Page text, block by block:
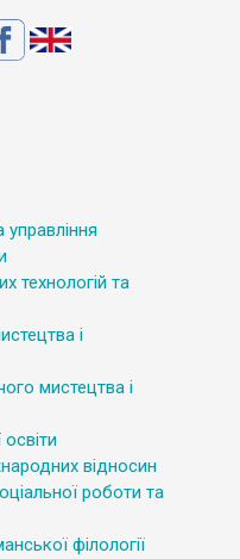
технологій та
і
мистецтва і
відносин
роботи та
філології